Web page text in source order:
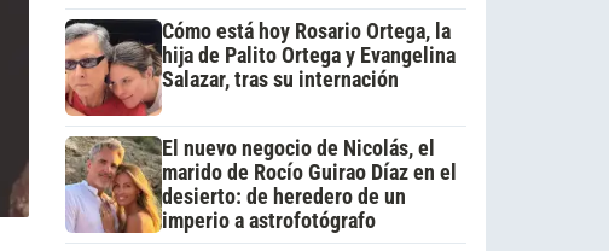
Cómo está hoy Rosario Ortega, la
hija de Palito Ortega y Evangelina
Salazar, tras su internación
El nuevo negocio de Nicolás, el
marido de Rocío Guirao Díaz en el
desierto: de heredero de un
imperio a astrofotógrafo